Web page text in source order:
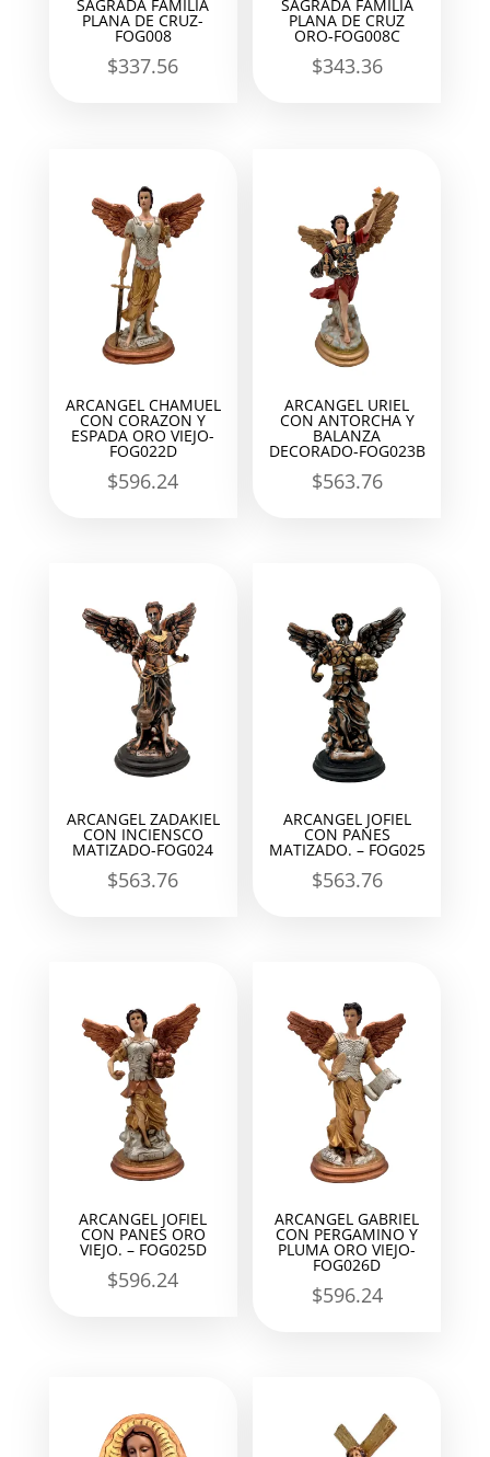
SAGRADA FAMILIA
PLANA DE CRUZ-
FOG008
$337.56
SAGRADA FAMILIA
PLANA DE CRUZ
ORO-FOG008C
$343.36
ARCANGEL CHAMUEL
CON CORAZON Y
ESPADA ORO VIEJO-
FOG022D
$596.24
ARCANGEL URIEL
CON ANTORCHA Y
BALANZA
DECORADO-FOG023B
$563.76
ARCANGEL ZADAKIEL
CON INCIENSCO
MATIZADO-FOG024
$563.76
ARCANGEL JOFIEL
CON PANES
MATIZADO. – FOG025
$563.76
ARCANGEL JOFIEL
CON PANES ORO
VIEJO. – FOG025D
$596.24
ARCANGEL GABRIEL
CON PERGAMINO Y
PLUMA ORO VIEJO-
FOG026D
$596.24